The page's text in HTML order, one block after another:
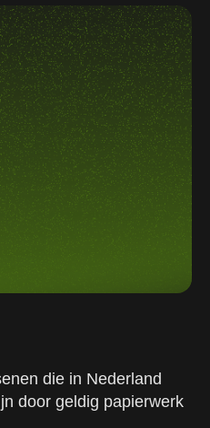
die in Nederland
door geldig papierwerk